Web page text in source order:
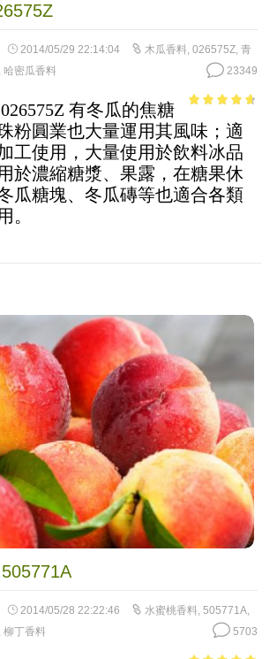
2014/05/29 22:14:04 木瓜香料, 026575Z, 青
, 哈密瓜香料 23349
5
有冬瓜的焦糖
粉圓業也大量運用其風味；適
工使用，大量使用於飲料冰品
於濃縮糖漿、果露，在糖果休
瓜糖塊、冬瓜磚等也適合各類
。
2014/05/28 22:22:46 水蜜桃香料, 505771A,
, 柳丁香料 5703